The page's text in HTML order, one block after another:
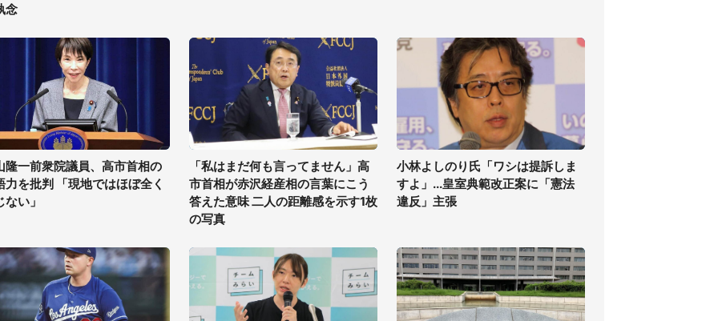
念
隆一前衆院議員、高市首相の
力を批判 「現地ではほぼ全く
ない」
「私はまだ何も言ってません」高
市首相が赤沢経産相の言葉にこう
答えた意味 二人の距離感を示す1枚
の写真
小林よしのり氏「ワシは提訴しま
すよ」...皇室典範改正案に「憲法
違反」主張